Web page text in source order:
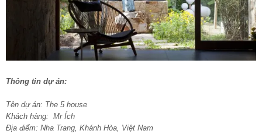
Thông tin dự án:
Tên dự án: The 5 house
Khách hàng: Mr Ích
Địa điểm: Nha Trang, Khánh Hòa, Việt Nam